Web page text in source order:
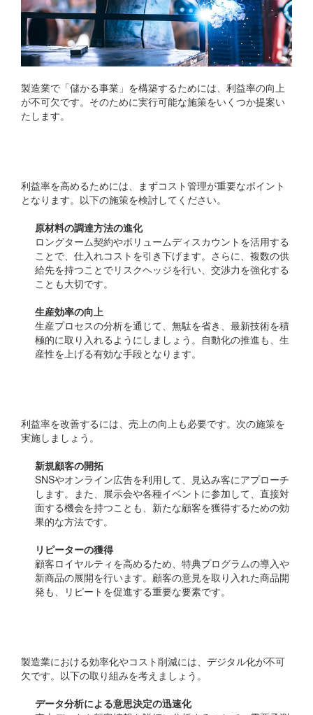
製造業で「儲かる事業」を構築するためには、利益率の向上
が不可欠です。そのために実行可能な施策をいくつか提案い
たします。
利益率を高めるためには、まずコスト管理が重要なポイント
となります。以下の施策を検討してください。
原材料の調達方法の進化
ロングターム契約やボリュームディスカウントを活用する
ことで、仕入れコストを引き下げます。さらに、複数の供
給先を持つことでリスクヘッジを行い、交渉力を強化する
ことも大切です。
生産効率の向上
生産プロセスの分析を通じて、無駄を省き、最新技術を積
極的に取り入れるようにしましょう。自動化の推進も、生
産性を上げる有効な手段となります。
利益率を改善するには、売上の向上も必要です。次の施策を
実施しましょう。
新規顧客の開拓
SNSやオンライン広告を利用して、見込み客にアプローチ
します。また、展示会や各種イベントに参加して、直接対
面する機会を持つことも、新たな顧客を獲得するための効
果的な方法です。
リピーターの獲得
顧客ロイヤルティを高めるため、特典プログラムの導入や
新商品の展開を行います。顧客の意見を取り入れた商品開
発も、リピートを促進する重要な要素です。
製造業における効率化やコスト削減には、デジタル化が不可
欠です。以下の取り組みを考えましょう。
データ分析による意思決定の迅速化